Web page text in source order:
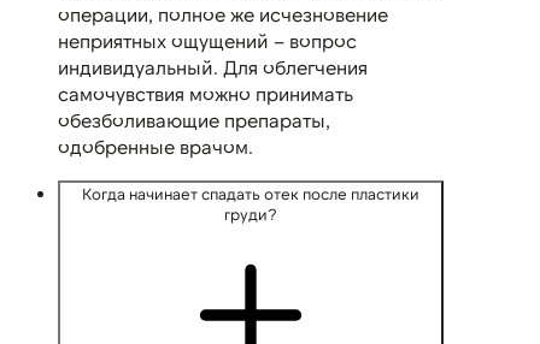
операции, полное же исчезновение
неприятных ощущений – вопрос
индивидуальный. Для облегчения
самочувствия можно принимать
обезболивающие препараты,
одобренные врачом.
Когда начинает спадать отек после пластики
груди?